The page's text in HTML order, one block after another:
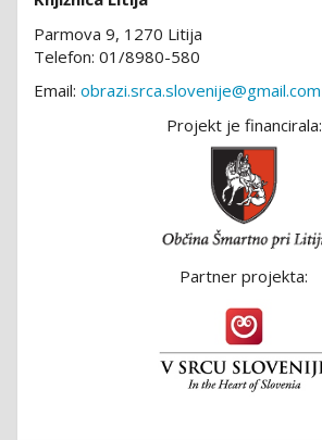
Parmova 9, 1270 Litija
Telefon: 01/8980-580
Email: obrazi.srca.slovenije@gmail.com
Projekt je financirala:
Partner projekta: